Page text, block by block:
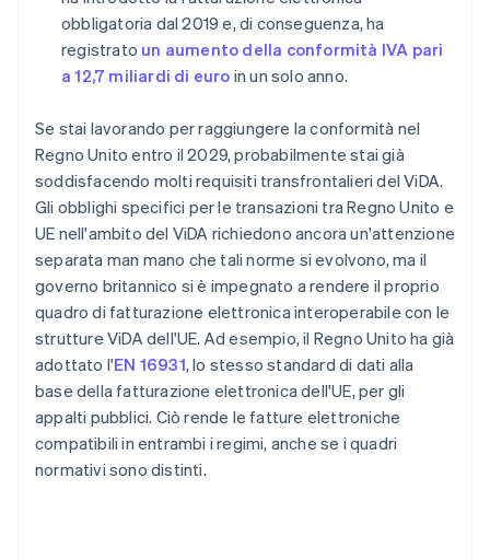
obbligatoria dal 2019 e, di conseguenza, ha
registrato un aumento della conformità IVA pari
a 12,7 miliardi di euro in un solo anno.
Se stai lavorando per raggiungere la conformità nel
Regno Unito entro il 2029, probabilmente stai già
soddisfacendo molti requisiti transfrontalieri del ViDA.
Gli obblighi specifici per le transazioni tra Regno Unito e
UE nell'ambito del ViDA richiedono ancora un'attenzione
separata man mano che tali norme si evolvono, ma il
governo britannico si è impegnato a rendere il proprio
quadro di fatturazione elettronica interoperabile con le
strutture ViDA dell'UE. Ad esempio, il Regno Unito ha già
adottato l'EN 16931, lo stesso standard di dati alla
base della fatturazione elettronica dell'UE, per gli
appalti pubblici. Ciò rende le fatture elettroniche
compatibili in entrambi i regimi, anche se i quadri
normativi sono distinti.